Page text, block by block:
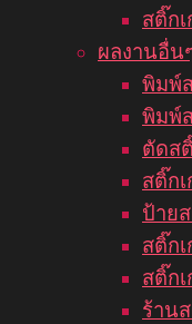
สติ๊ก
ผลงานอื่น
พิมพ์
พิมพ์
ตัดส
สติ๊ก
ป้าย
สติ๊ก
สติ๊ก
ร้าน